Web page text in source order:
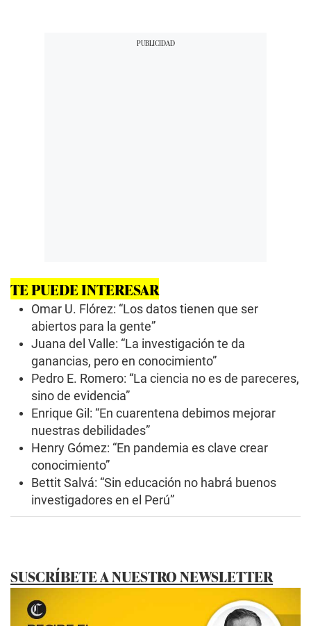
TE PUEDE INTERESAR
Omar U. Flórez: “Los datos tienen que ser
abiertos para la gente”
Juana del Valle: “La investigación te da
ganancias, pero en conocimiento”
Pedro E. Romero: “La ciencia no es de pareceres,
sino de evidencia”
Enrique Gil: “En cuarentena debimos mejorar
nuestras debilidades”
Henry Gómez: “En pandemia es clave crear
conocimiento”
Bettit Salvá: “Sin educación no habrá buenos
investigadores en el Perú”
SUSCRÍBETE A NUESTRO NEWSLETTER